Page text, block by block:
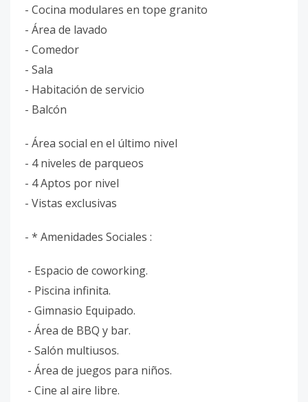
- Cocina modulares en tope granito
- Área de lavado
- Comedor
- Sala
- Habitación de servicio
- Balcón
- Área social en el último nivel
- 4 niveles de parqueos
- 4 Aptos por nivel
- Vistas exclusivas
- * Amenidades Sociales :
- Espacio de coworking.
- Piscina infinita.
- Gimnasio Equipado.
- Área de BBQ y bar.
- Salón multiusos.
- Área de juegos para niños.
- Cine al aire libre.